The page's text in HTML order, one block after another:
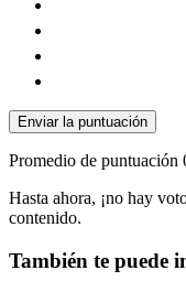
Enviar la puntuación
Promedio de puntuación
Hasta ahora, ¡no hay
contenido.
También te puede